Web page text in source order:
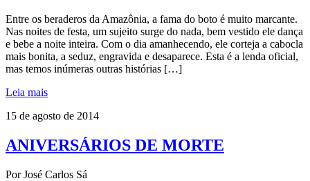
Entre os beraderos da Amazônia, a fama do boto é muito marcante.
Nas noites de festa, um sujeito surge do nada, bem vestido ele dança
e bebe a noite inteira. Com o dia amanhecendo, ele corteja a cabocla
mais bonita, a seduz, engravida e desaparece. Esta é a lenda oficial,
mas temos inúmeras outras histórias […]
Leia mais
15 de agosto de 2014
ANIVERSÁRIOS DE MORTE
Por José Carlos Sá